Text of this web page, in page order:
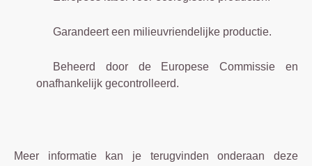
Garandeert een milieuvriendelijke productie.
Beheerd door de Europese Commissie en
onafhankelijk gecontrolleerd.
Meer informatie kan je terugvinden onderaan deze